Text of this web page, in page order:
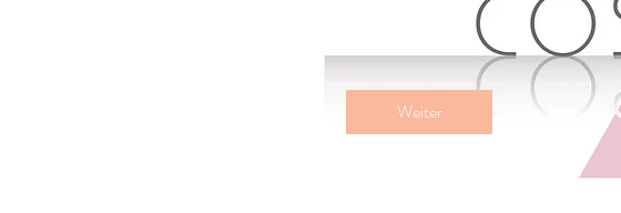
i
n
Schweizer
FrankenCHF 55
Weiter